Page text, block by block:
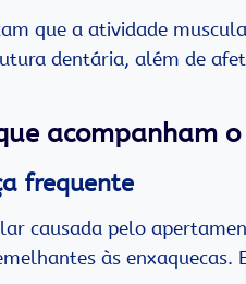
que a atividade
dentária, além de
acompanham
frequente
causada pelo
às